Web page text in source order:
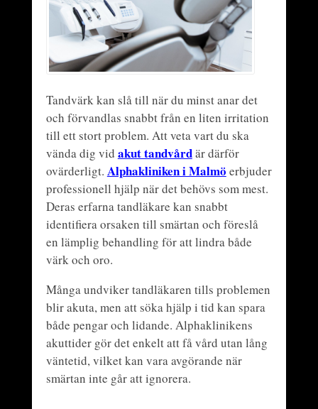
Tandvärk kan slå till när du minst anar det
och förvandlas snabbt från en liten irritation
till ett stort problem. Att veta vart du ska
vända dig vid akut tandvårdär därför
ovärderligt. Alphakliniken i Malmö erbjuder
professionell hjälp när det behövs som mest.
Deras erfarna tandläkare kan snabbt
identifiera orsaken till smärtan och föreslå
en lämplig behandling för att lindra både
värk och oro.
Många undviker tandläkaren tills problemen
blir akuta, men att söka hjälp i tid kan spara
både pengar och lidande. Alphaklinikens
akuttider gör det enkelt att få vård utan lång
väntetid, vilket kan vara avgörande när
smärtan inte går att ignorera.